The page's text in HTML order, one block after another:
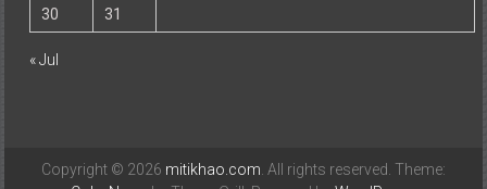
30
31
« Jul
Copyright © 2026 mitikhao.com . All rights reserved. Theme: